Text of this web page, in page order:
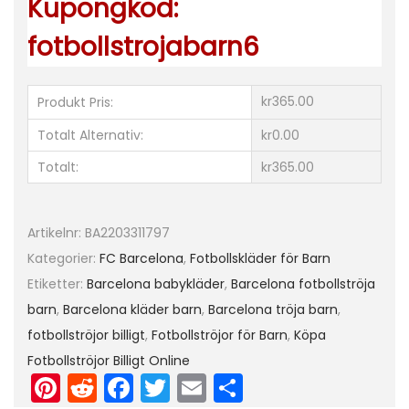
ä
r
a
d
+
K
o
r
Kupongkod:
fotbollstrojabarn6
Produkt Pris:
kr365.00
Totalt Alternativ:
kr0.00
Totalt:
kr365.00
Artikelnr: BA2203311797
Kategorier: FC Barcelona, Fotbollskläder för Barn
Etiketter: Barcelona babykläder, Barcelona fotbollströja
barn, Barcelona kläder barn, Barcelona tröja barn,
fotbollströjor billigt, Fotbollströjor för Barn, Köpa
Fotbollströjor Billigt Online
Pi R F T E